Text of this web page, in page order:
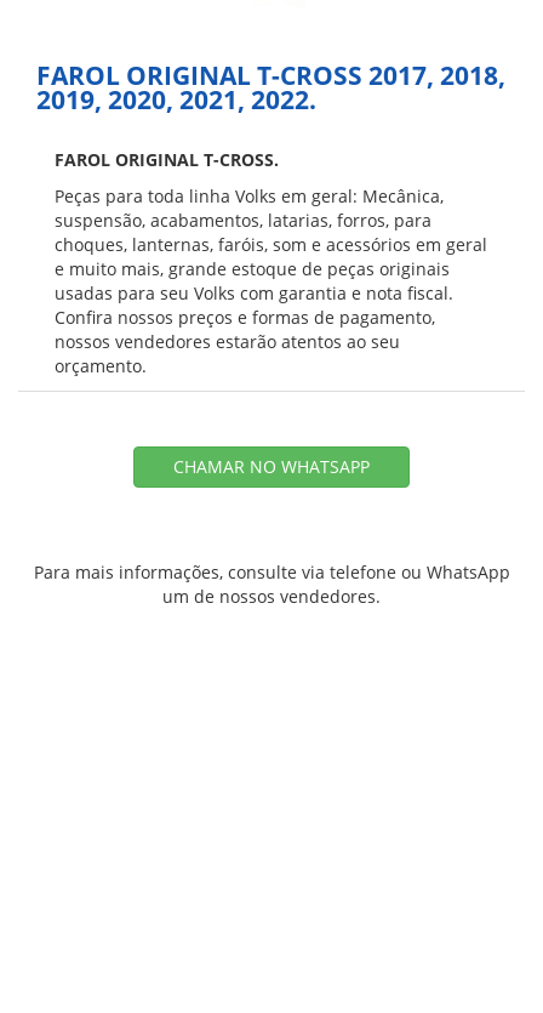
FAROL ORIGINAL T-CROSS 2017, 2018,
2019, 2020, 2021, 2022.
FAROL ORIGINAL T-CROSS.
Peças para toda linha Volks em geral: Mecânica,
suspensão, acabamentos, latarias, forros, para
choques, lanternas, faróis, som e acessórios em geral
e muito mais, grande estoque de peças originais
usadas para seu Volks com garantia e nota fiscal.
Confira nossos preços e formas de pagamento,
nossos vendedores estarão atentos ao seu
orçamento.
CHAMAR NO WHATSAPP
Para mais informações, consulte via telefone ou WhatsApp
um de nossos vendedores.